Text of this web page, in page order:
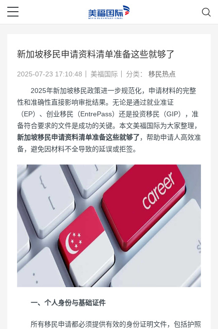
新加坡移民申请资料清单准备这些就够了
2025-07-23 17:10:48 美福国际 分类： 移民热点
2025年新加坡移民政策进一步规范化，申请材料的完整
性和准确性直接影响审批结果。无论是通过就业准证
（EP）、创业移民（EntrePass）还是投资移民（GIP），准
备符合要求的文件是成功的关键。本文美福国际为大家整理，
新加坡移民申请资料清单准备这些就够了，帮助申请人高效准
备，避免因材料不全导致的延误或拒签。
一、个人身份与基础证件
所有移民申请都必须提供有效的身份证明文件，包括护照